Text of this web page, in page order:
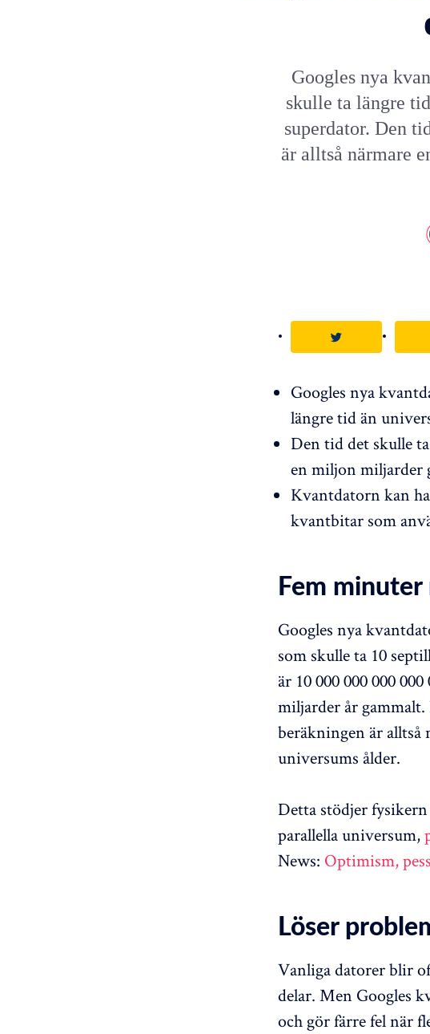
Googles nya
skulle ta längre
superdator. Den
är alltså närmare
Googles nya
längre tid än
Den tid det skulle
en miljon miljarder
Kvantdatorn kan
kvantbitar som
Fem
Googles nya
som skulle ta 10
är 10 000 000 000
miljarder år
beräkningen är alltså
universums ålder.
Detta stödjer
parallella universum,
News: Optimism,
Löser
Vanliga datorer blir
delar. Men Googles
och gör färre fel när